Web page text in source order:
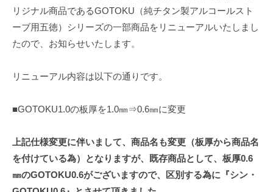
リジナル商品であるGOTOKU（純チタン製アルコールスト
ーブ用五徳）シリーズの一部商品をリニューアルいたしまし
たので、お知らせいたします。
リニューアル内容は以下の通りです。
■GOTOKU1.0の板厚を1.0㎜⇒0.6㎜に変更
上記仕様変更に伴いまして、商品名も変更（板厚から商品名
を付けている為）となりますが、既存商品として、板厚0.6
㎜のGOTOKU0.6がございますので、区別する為に『シン・